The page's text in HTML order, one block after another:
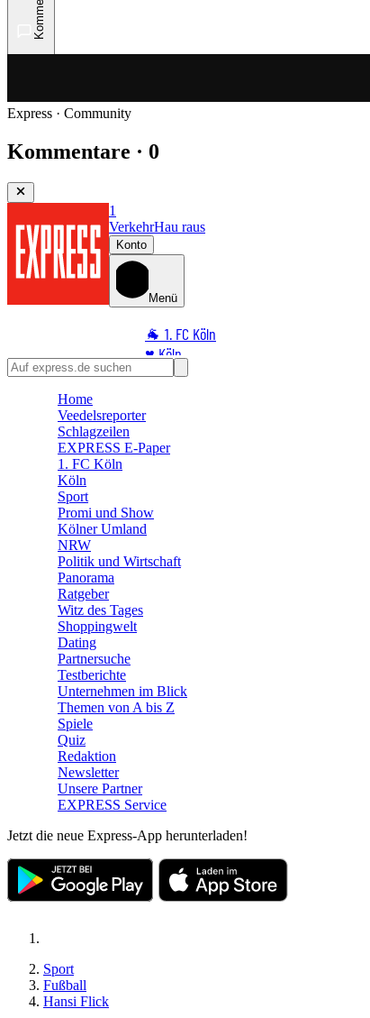
Express · Community
Kommentare · 0
1
VerkehrHau raus
Konto
Menü
🐐 1. FC Köln
♥️ Köln
⭐ Promi
🛒 Shoppingwelt
🧩 Spiele
Home
Veedelsreporter
Schlagzeilen
EXPRESS E-Paper
1. FC Köln
Köln
Sport
Promi und Show
Kölner Umland
NRW
Politik und Wirtschaft
Panorama
Ratgeber
Witz des Tages
Shoppingwelt
Dating
Partnersuche
Testberichte
Unternehmen im Blick
Themen von A bis Z
Spiele
Quiz
Redaktion
Newsletter
Unsere Partner
EXPRESS Service
Jetzt die neue Express-App herunterladen!
Sport
Fußball
Hansi Flick